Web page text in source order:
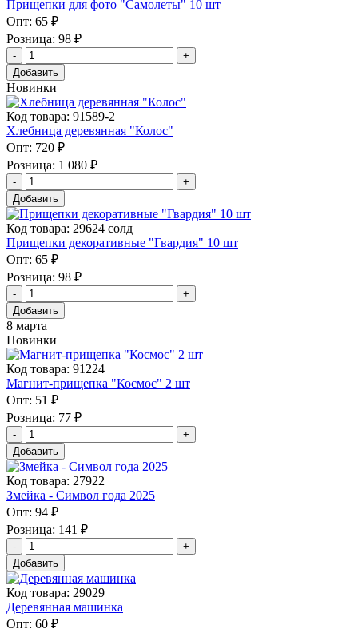
Прищепки для фото "Самолеты" 10 шт
Опт: 65 ₽
Розница: 98 ₽
Добавить
Новинки
Код товара: 91589-2
Хлебница деревянная "Колос"
Опт: 720 ₽
Розница: 1 080 ₽
Добавить
Код товара: 29624 солд
Прищепки декоративные "Гвардия" 10 шт
Опт: 65 ₽
Розница: 98 ₽
Добавить
8 марта
Новинки
Код товара: 91224
Магнит-прищепка "Космос" 2 шт
Опт: 51 ₽
Розница: 77 ₽
Добавить
Код товара: 27922
Змейка - Символ года 2025
Опт: 94 ₽
Розница: 141 ₽
Добавить
Код товара: 29029
Деревянная машинка
Опт: 60 ₽